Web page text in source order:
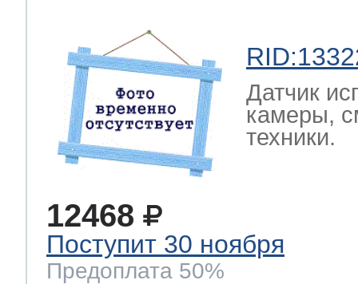
Датчик
камеры,
техники.
12468
Поступит 30 ноября
Предоплата 50%